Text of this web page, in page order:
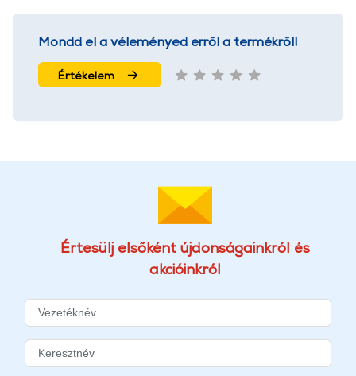
Mondd el a véleményed erről a termékről!
Értékelem
Értesülj elsőként újdonságainkról és
akcióinkról